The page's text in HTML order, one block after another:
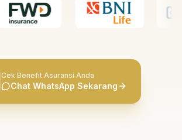
Cek Benefit Asuransi Anda
Chat WhatsApp Sekarang